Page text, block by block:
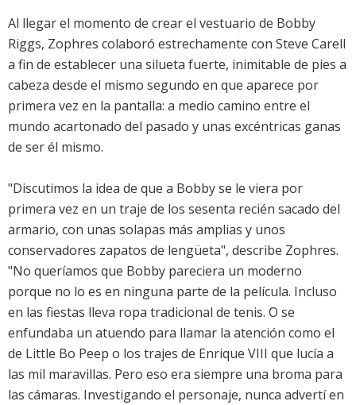
Al llegar el momento de crear el vestuario de Bobby
Riggs, Zophres colaboró estrechamente con Steve Carell
a fin de establecer una silueta fuerte, inimitable de pies a
cabeza desde el mismo segundo en que aparece por
primera vez en la pantalla: a medio camino entre el
mundo acartonado del pasado y unas excéntricas ganas
de ser él mismo.
"Discutimos la idea de que a Bobby se le viera por
primera vez en un traje de los sesenta recién sacado del
armario, con unas solapas más amplias y unos
conservadores zapatos de lengüeta", describe Zophres.
"No queríamos que Bobby pareciera un moderno
porque no lo es en ninguna parte de la película. Incluso
en las fiestas lleva ropa tradicional de tenis. O se
enfundaba un atuendo para llamar la atención como el
de Little Bo Peep o los trajes de Enrique VIII que lucía a
las mil maravillas. Pero eso era siempre una broma para
las cámaras. Investigando el personaje, nunca advertí en